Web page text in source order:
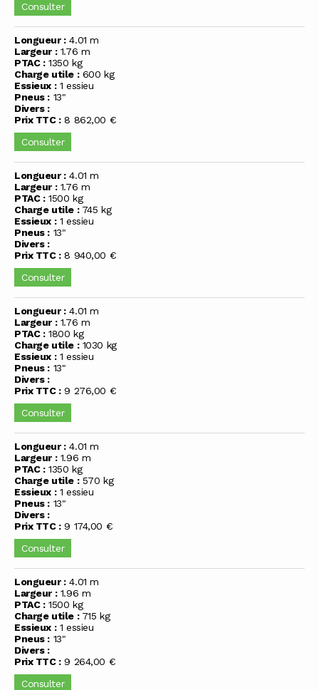
Consulter
Longueur :4.01 m
Largeur :1.76 m
PTAC :1350 kg
Charge utile :600 kg
Essieux :1 essieu
Pneus : 13"
Divers :
Prix TTC :8 862,00 €
Consulter
Longueur :4.01 m
Largeur :1.76 m
PTAC :1500 kg
Charge utile :745 kg
Essieux :1 essieu
Pneus : 13"
Divers :
Prix TTC :8 940,00 €
Consulter
Longueur :4.01 m
Largeur :1.76 m
PTAC :1800 kg
Charge utile :1030 kg
Essieux :1 essieu
Pneus : 13"
Divers :
Prix TTC :9 276,00 €
Consulter
Longueur :4.01 m
Largeur :1.96 m
PTAC :1350 kg
Charge utile :570 kg
Essieux :1 essieu
Pneus : 13"
Divers :
Prix TTC :9 174,00 €
Consulter
Longueur :4.01 m
Largeur :1.96 m
PTAC :1500 kg
Charge utile :715 kg
Essieux :1 essieu
Pneus : 13"
Divers :
Prix TTC :9 264,00 €
Consulter